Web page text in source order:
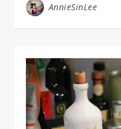
AnnieSinLee